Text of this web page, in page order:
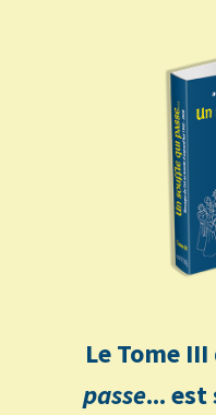
Le Tome III
passe...